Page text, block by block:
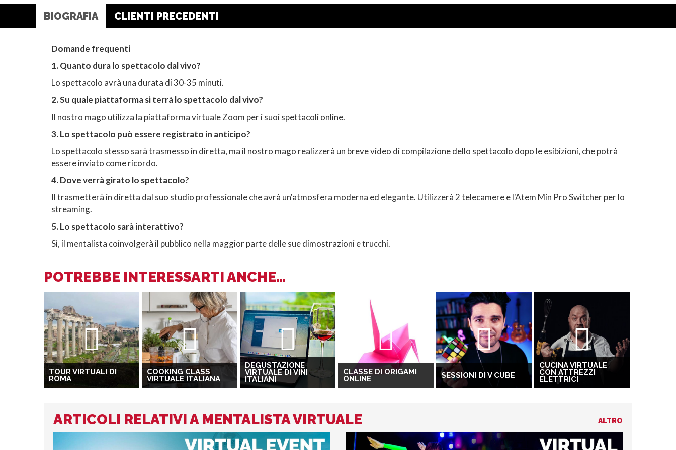
BIOGRAFIA CLIENTI PRECEDENTI
Domande frequenti
1. Quanto dura lo spettacolo dal vivo?
Lo spettacolo avrà una durata di 30-35 minuti.
2. Su quale piattaforma si terrà lo spettacolo dal vivo?
Il nostro mago utilizza la piattaforma virtuale Zoom per i suoi spettacoli online.
3. Lo spettacolo può essere registrato in anticipo?
Lo spettacolo stesso sarà trasmesso in diretta, ma il nostro mago realizzerà un breve video di compilazione dello spettacolo dopo le esibizioni, che potrà
essere inviato come ricordo.
4. Dove verrà girato lo spettacolo?
Il trasmetterà in diretta dal suo studio professionale che avrà un'atmosfera moderna ed elegante. Utilizzerà 2 telecamere e l'Atem Min Pro Switcher per lo
streaming.
5. Lo spettacolo sarà interattivo?
Sì, il mentalista coinvolgerà il pubblico nella maggior parte delle sue dimostrazioni e trucchi.
POTREBBE INTERESSARTI ANCHE...
TOUR VIRTUALI DI
ROMA
COOKING CLASS
VIRTUALE ITALIANA
DEGUSTAZIONE
VIRTUALE DI VINI
ITALIANI
CLASSE DI ORIGAMI
ONLINE SESSIONI DI V CUBE
CUCINA VIRTUALE
CON ATTREZZI
ELETTRICI
ARTICOLI RELATIVI A MENTALISTA VIRTUALE ALTRO